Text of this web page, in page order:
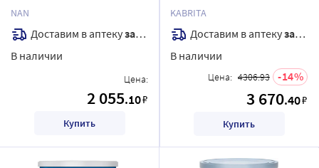
детская сухая с рождения
400 гр
NAN
Доставим в аптекузавтра
В наличии
Цена:
2 055.10₽
Купить
козьем молоке для
комфортного
пищеварения с 6 месяцев
800 гр
KABRITA
Доставим в аптекузавтра
В наличии
Цена: 4306.93 14
3 670.40₽
Купить